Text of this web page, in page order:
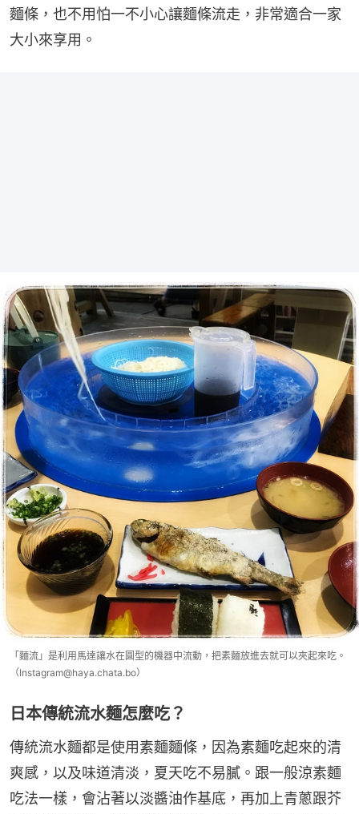
麵條，也不用怕一不小心讓麵條流走，非常適合一家
大小來享用。
「麵流」是利用馬達讓水在圓型的機器中流動，把素麵放進去就可以夾起來吃。
（Instagram@haya.chata.bo）
日本傳統流水麵怎麼吃？
傳統流水麵都是使用素麵麵條，因為素麵吃起來的清
爽感，以及味道清淡，夏天吃不易膩。跟一般涼素麵
吃法一樣，會沾著以淡醬油作基底，再加上青蔥跟芥